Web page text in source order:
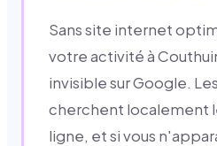
Sans site internet
votre activité à
invisible sur Google.
cherchent localement
ligne, et si vous